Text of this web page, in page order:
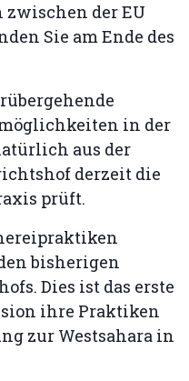
zwischen der EU
Sie am Ende des
in der
aus der
derzeit die
prüft.
bisherigen
Dies ist das erste
ihre Praktiken
zur Westsahara in